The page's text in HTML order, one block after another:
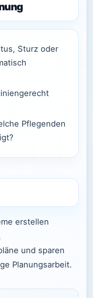
Sturz oder
Pflegenden
erstellen
und sparen
Planungsarbeit.